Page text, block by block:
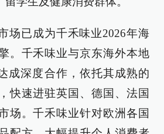
场已成为千禾味业2026年海
。千禾味业与京东海外本地
成深度合作，依托其成熟的
快速进驻英国、德国、法国
场。千禾味业针对欧洲各国